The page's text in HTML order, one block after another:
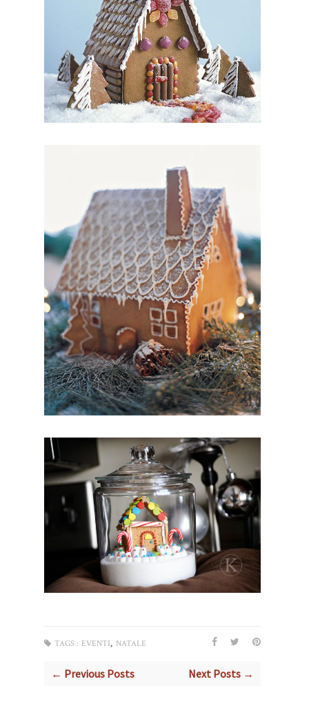
TAGS : EVENTI NATALE
← Previous Posts Next Posts →